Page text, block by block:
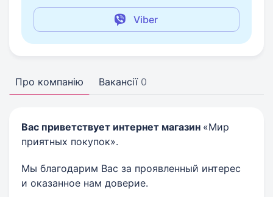
Viber
Про компанію Вакансії 0
Вас приветствует интернет магазин «Мир
приятных покупок».
Мы благодарим Вас за проявленный интерес
и оказанное нам доверие.